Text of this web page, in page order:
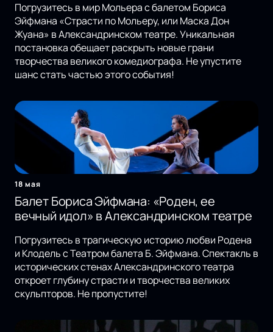
Погрузитесь в мир Мольера с балетом Бориса
Эйфмана «Страсти по Мольеру, или Маска Дон
Жуана» в Александринском театре. Уникальная
постановка обещает раскрыть новые грани
творчества великого комедиографа. Не упустите
шанс стать частью этого события!
18 мая
Балет Бориса Эйфмана: «Роден, ее
вечный идол» в Александринском театре
Погрузитесь в трагическую историю любви Родена
и Клодель с Театром балета Б. Эйфмана. Спектакль в
исторических стенах Александринского театра
откроет глубину страсти и творчества великих
скульпторов. Не пропустите!